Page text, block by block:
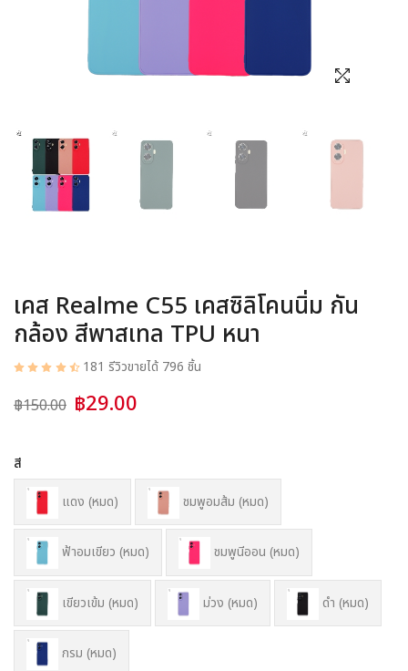
หูฟัง/สมอลทอร์ค
อุปกรณ์ในรถยนต์
สินค้าอื่น ๆ
เคส Realme C55 เคสซิลิโคนนิ่ม กัน
กล้อง สีพาสเทล TPU หนา
181 รีวิวขายได้ 796 ชิ้น
฿150.00 ฿29.00
สี
แดง (หมด) ชมพูอมส้ม (หมด)
ฟ้าอมเขียว (หมด) ชมพูนีออน (หมด)
เขียวเข้ม (หมด) ม่วง (หมด) ดำ (หมด)
กรม (หมด)